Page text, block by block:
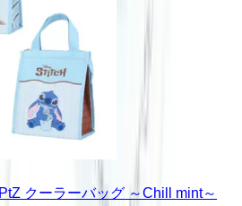
クーラーバッグ ～Chill mint～